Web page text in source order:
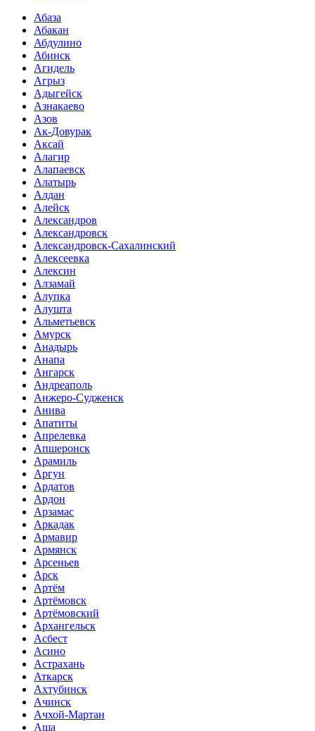
Абаза
Абакан
Абдулино
Абинск
Агидель
Агрыз
Адыгейск
Азнакаево
Азов
Ак-Довурак
Аксай
Алагир
Алапаевск
Алатырь
Алдан
Алейск
Александров
Александровск
Александровск-Сахалинский
Алексеевка
Алексин
Алзамай
Алупка
Алушта
Альметьевск
Амурск
Анадырь
Анапа
Ангарск
Андреаполь
Анжеро-Судженск
Анива
Апатиты
Апрелевка
Апшеронск
Арамиль
Аргун
Ардатов
Ардон
Арзамас
Аркадак
Армавир
Армянск
Арсеньев
Арск
Артём
Артёмовск
Артёмовский
Архангельск
Асбест
Асино
Астрахань
Аткарск
Ахтубинск
Ачинск
Ачхой-Мартан
Аша